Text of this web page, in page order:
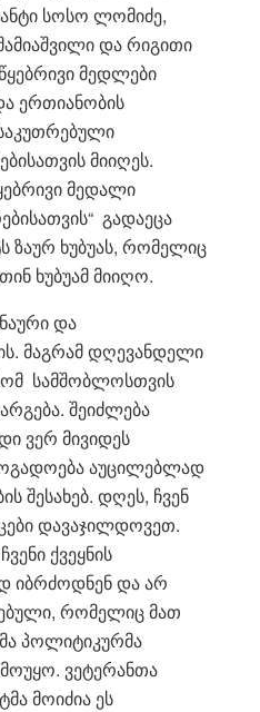
სოსო ლომიძე,
და რიგითი
მედლები
ერთიანობის
მიიღეს.
მედალი
გადაეცა
ზაურ ხუბუას, რომელიც
ხუბუამ მიიღო.
და
მაგრამ დღევანდელი
სამშობლოსთვის
შეიძლება
ვერ მივიდეს
აუცილებლად
შესახებ. დღეს, ჩვენ
დავაჯილდოვეთ.
ქვეყნის
იბრძოდნენ და არ
რომელიც მათ
პოლიტიკურმა
ვეტერანთა
მოიძია ეს